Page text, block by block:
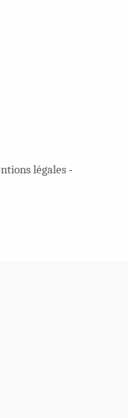
légales-